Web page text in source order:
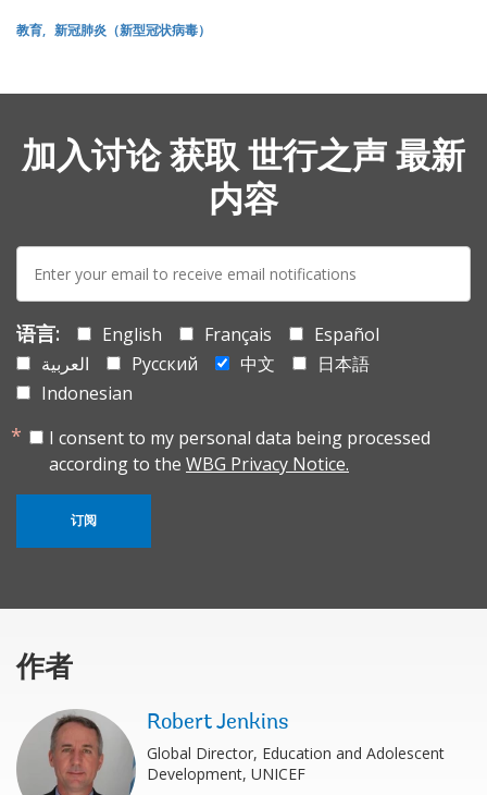
教育 新冠肺炎（新型冠状病毒）
加入讨论 获取 世行之声 最新
内容
mail:
语言: English Français
Español
العربية
Русский 中文
日本語
Indonesian
I consent to my personal data being processed
according to the WBG Privacy Notice.
订阅
作者
Robert Jenkins
Global Director, Education and Adolescent
Development, UNICEF